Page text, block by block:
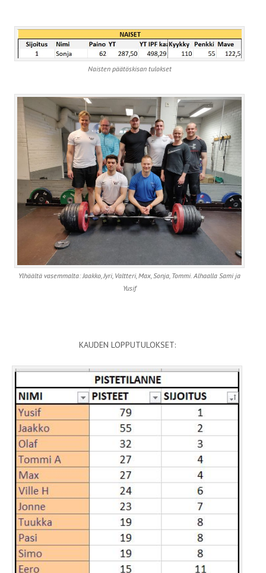
Naisten päätöskisan tulokset
Ylhäältä vasemmalta: Jaakko, Jyri, Valtteri, Max, Sonja, Tommi. Alhaalla Sami ja
Yusif
KAUDEN LOPPUTULOKSET: